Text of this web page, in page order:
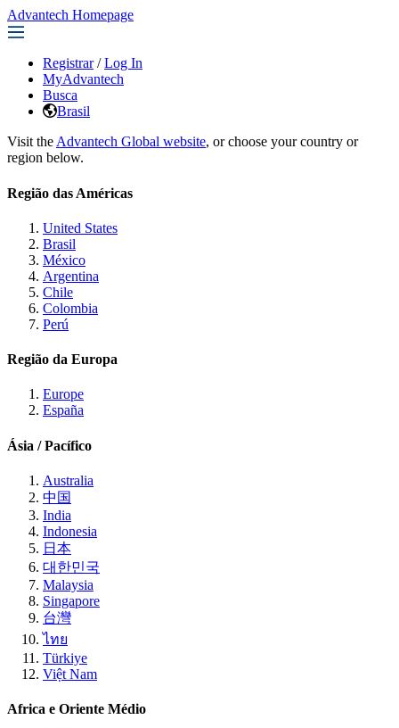
Advantech Homepage
Registrar / Log In
MyAdvantech
Busca
Brasil
Visit the Advantech Global website, or choose your country or
region below.
Região das Américas
United States
Brasil
México
Argentina
Chile
Colombia
Perú
Região da Europa
Europe
España
Ásia / Pacífico
Australia
中国
India
Indonesia
日本
대한민국
Malaysia
Singapore
台灣
ไทย
Türkiye
Việt Nam
Africa e Oriente Médio